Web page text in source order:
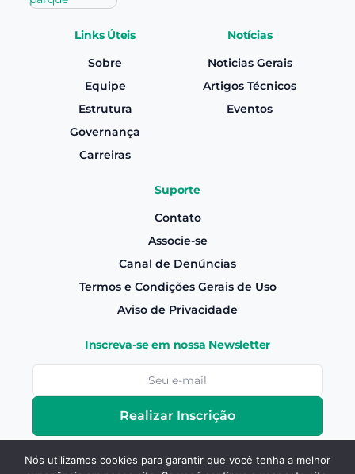
Links Úteis
Sobre
Equipe
Estrutura
Governança
Carreiras
Notícias
Noticias Gerais
Artigos Técnicos
Eventos
Suporte
Contato
Associe-se
Canal de Denúncias
Termos e Condições Gerais de Uso
Aviso de Privacidade
Inscreva-se em nossa Newsletter
Realizar Inscrição
Nós utilizamos cookies para garantir que você tenha a melhor